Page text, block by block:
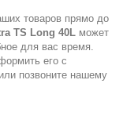
товаров прямо до
TS Long 40L может
для вас время.
его с
позвоните нашему